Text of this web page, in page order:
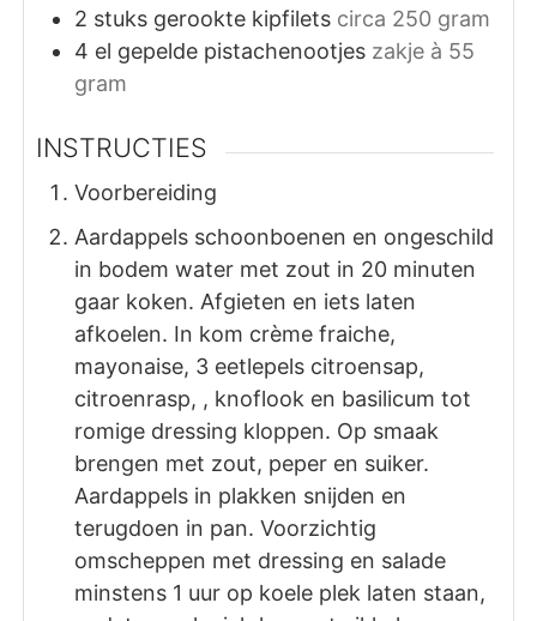
2 stuks gerookte kipfilets circa 250 gram
4 el gepelde pistachenootjes zakje à 55
gram
INSTRUCTIES
Voorbereiding
Aardappels schoonboenen en ongeschild
in bodem water met zout in 20 minuten
gaar koken. Afgieten en iets laten
afkoelen. In kom crème fraiche,
mayonaise, 3 eetlepels citroensap,
citroenrasp, , knoflook en basilicum tot
romige dressing kloppen. Op smaak
brengen met zout, peper en suiker.
Aardappels in plakken snijden en
terugdoen in pan. Voorzichtig
omscheppen met dressing en salade
minstens 1 uur op koele plek laten staan,